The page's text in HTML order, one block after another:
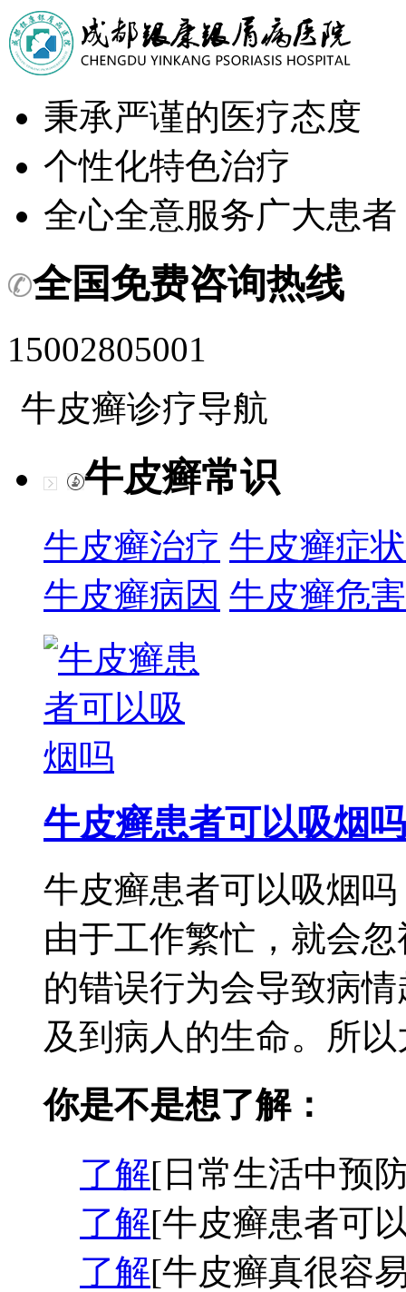
秉承严谨的医疗态度
个性化特色治疗
全心全意服务广大患者
全国免费咨询热线
15002805001
牛皮癣诊疗导航
牛皮癣常识
牛皮癣治疗 牛皮癣症状
牛皮癣病因 牛皮癣危害
牛皮癣患者可以吸烟吗
牛皮癣患者可以吸烟
由于工作繁忙，就会
的错误行为会导致病
及到病人的生命。所
你是不是想了解：
了解[日常生活中预
了解[牛皮癣患者可
了解[牛皮癣真很容